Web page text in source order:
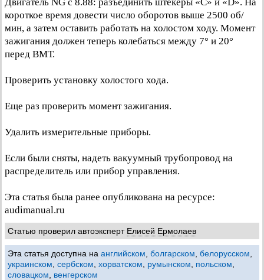
короткое время довести число оборотов выше 2500 об/
мин, а затем оставить работать на холостом ходу. Момент
зажигания должен теперь колебаться между 7° и 20°
перед ВМТ.
Проверить установку холостого хода.
Еще раз проверить момент зажигания.
Удалить измерительные приборы.
Если были сняты, надеть вакуумный трубопровод на
распределитель или прибор управления.
Эта статья была ранее опубликована на ресурсе:
audimanual.ru
Статью проверил автоэксперт Елисей Ермолаев
Эта статья доступна на английском болгарском белорусском
украинском сербском хорватском румынском польском
словацком
венгерском